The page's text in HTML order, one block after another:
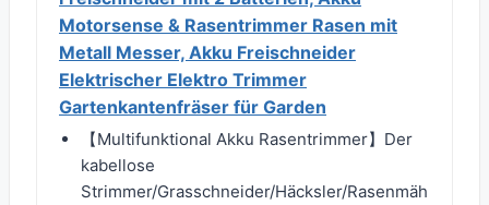
Motorsense & Rasentrimmer Rasen mit
Metall Messer, Akku Freischneider
Elektrischer Elektro Trimmer
Gartenkantenfräser für Garden
【Multifunktional Akku Rasentrimmer】Der
kabellose
Strimmer/Grasschneider/Häcksler/Rasenmäh